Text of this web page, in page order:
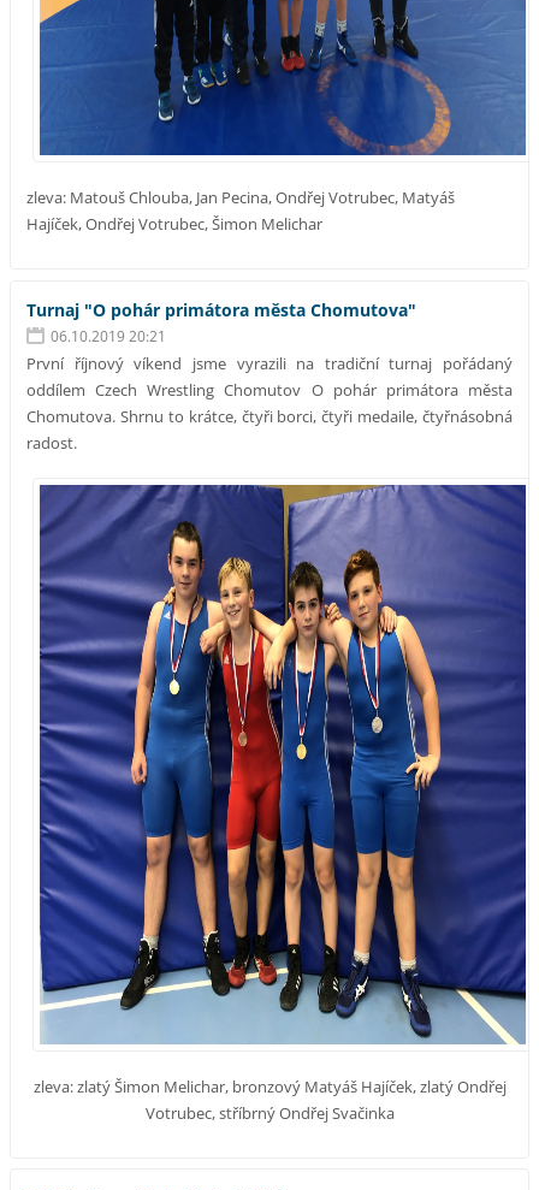
zleva: Matouš Chlouba, Jan Pecina, Ondřej Votrubec, Matyáš
Hajíček, Ondřej Votrubec, Šimon Melichar
Turnaj "O pohár primátora města Chomutova"
06.10.2019 20:21
První říjnový víkend jsme vyrazili na tradiční turnaj pořádaný
oddílem Czech Wrestling Chomutov O pohár primátora města
Chomutova. Shrnu to krátce, čtyři borci, čtyři medaile, čtyřnásobná
radost.
zleva: zlatý Šimon Melichar, bronzový Matyáš Hajíček, zlatý Ondřej
Votrubec, stříbrný Ondřej Svačinka